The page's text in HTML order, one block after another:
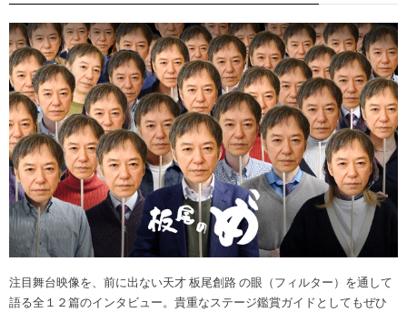
注目舞台映像を、前に出ない天才 板尾創路 の眼（フィルター）を通して
語る全１２篇のインタビュー。貴重なステージ鑑賞ガイドとしてもぜひ